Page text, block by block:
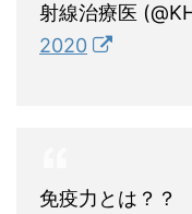
射線治療医
2020
免疫力とは？？